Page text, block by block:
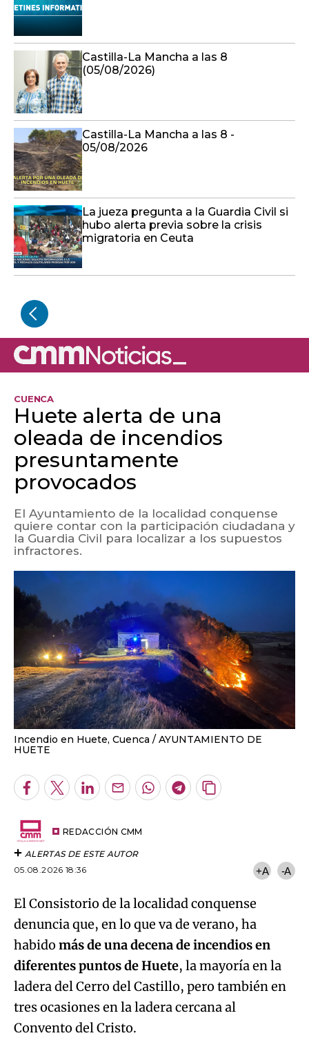
Castilla-La Mancha a las 8
(05/08/2026)
Castilla-La Mancha a las 8 -
05/08/2026
La jueza pregunta a la Guardia Civil si
hubo alerta previa sobre la crisis
migratoria en Ceuta
CUENCA
Huete alerta de una
oleada de incendios
presuntamente
provocados
El Ayuntamiento de la localidad conquense
quiere contar con la participación ciudadana y
la Guardia Civil para localizar a los supuestos
infractores.
Incendio en Huete, Cuenca
AYUNTAMIENTO DE
HUETE
Facebook
TwitterLinkedInEnviarWhatsapp
Telegram
Copiar
REDACCIÓN CMM
ALERTAS DE ESTE AUTOR
05.08.2026 18:36
+A -A
El Consistorio de la localidad conquense
denuncia que, en lo que va de verano, ha
habido más de una decena de incendios en
diferentes puntos de Huete, la mayoría en la
ladera del Cerro del Castillo, pero también en
tres ocasiones en la ladera cercana al
Convento del Cristo.